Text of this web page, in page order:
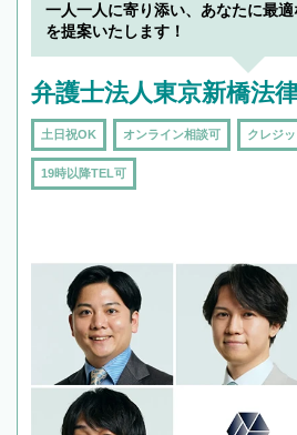
一人一人に寄り添い、あなたに最
を提案いたします！
弁護士法人東京新橋法
土日祝OK オンライン相談可 クレジ
19時以降TEL可